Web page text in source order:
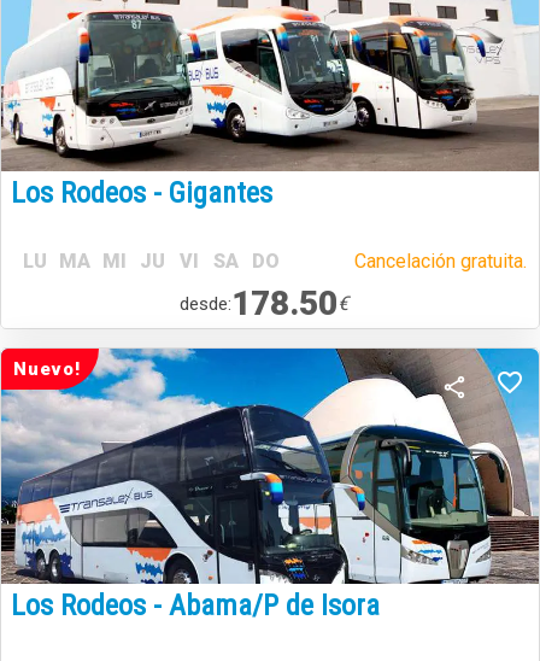
Los Rodeos - Gigantes
LU MA MI JU VI SA DO Cancelación gratuita.
desde:178.50€
Nuevo!
Los Rodeos - Abama/P de Isora